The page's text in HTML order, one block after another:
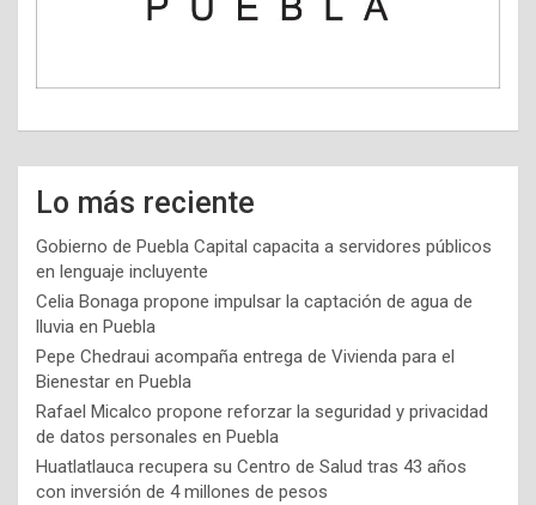
Lo más reciente
Gobierno de Puebla Capital capacita a servidores públicos
en lenguaje incluyente
Celia Bonaga propone impulsar la captación de agua de
lluvia en Puebla
Pepe Chedraui acompaña entrega de Vivienda para el
Bienestar en Puebla
Rafael Micalco propone reforzar la seguridad y privacidad
de datos personales en Puebla
Huatlatlauca recupera su Centro de Salud tras 43 años
con inversión de 4 millones de pesos